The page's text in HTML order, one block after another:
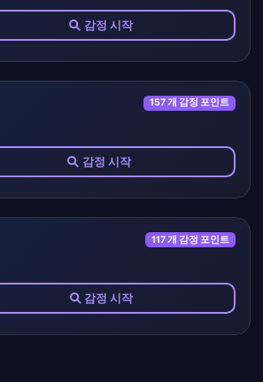
감정 시작
157 개 감정 포인트
감정 시작
117 개 감정 포인트
감정 시작